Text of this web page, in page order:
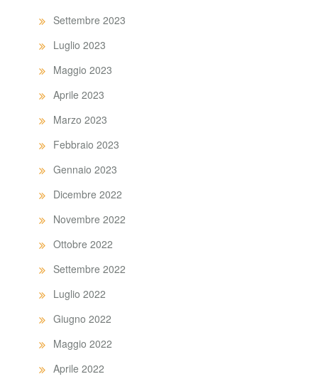
Settembre 2023
Luglio 2023
Maggio 2023
Aprile 2023
Marzo 2023
Febbraio 2023
Gennaio 2023
Dicembre 2022
Novembre 2022
Ottobre 2022
Settembre 2022
Luglio 2022
Giugno 2022
Maggio 2022
Aprile 2022